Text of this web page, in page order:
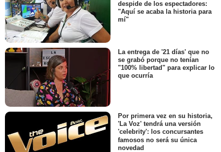
despide de los espectadores:
"Aquí se acaba la historia para
mí"
La entrega de '21 días' que no
se grabó porque no tenían
"100% libertad" para explicar lo
que ocurría
Por primera vez en su historia,
'La Voz' tendrá una versión
'celebrity': los concursantes
famosos no será su única
novedad